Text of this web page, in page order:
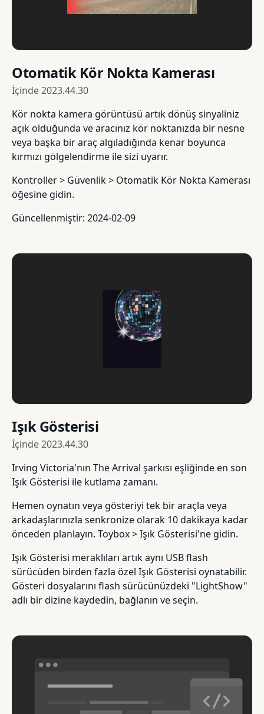
Otomatik Kör Nokta Kamerası
İçinde2023.44.30
Kör nokta kamera görüntüsü artık dönüş sinyaliniz
açık olduğunda ve aracınız kör noktanızda bir nesne
veya başka bir araç algıladığında kenar boyunca
kırmızı gölgelendirme ile sizi uyarır.
Kontroller > Güvenlik > Otomatik Kör Nokta Kamerası
öğesine gidin.
Güncellenmiştir: 2024-02-09
Işık Gösterisi
İçinde2023.44.30
Irving Victoria'nın The Arrival şarkısı eşliğinde en son
Işık Gösterisi ile kutlama zamanı.
Hemen oynatın veya gösteriyi tek bir araçla veya
arkadaşlarınızla senkronize olarak 10 dakikaya kadar
önceden planlayın. Toybox > Işık Gösterisi'ne gidin.
Işık Gösterisi meraklıları artık aynı USB flash
sürücüden birden fazla özel Işık Gösterisi oynatabilir.
Gösteri dosyalarını flash sürücünüzdeki "LightShow"
adlı bir dizine kaydedin, bağlanın ve seçin.